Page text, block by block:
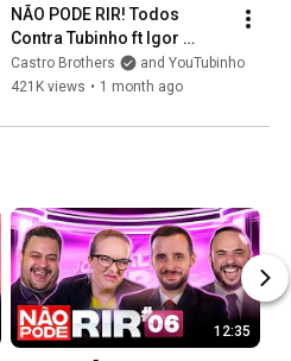
NÃO PODE RIR! Todos
Contra Tubinho ft Igor
Guimarães #UTC 375
Castro Brothers
and YouTubinho
421K views • 1 month ago
12:35